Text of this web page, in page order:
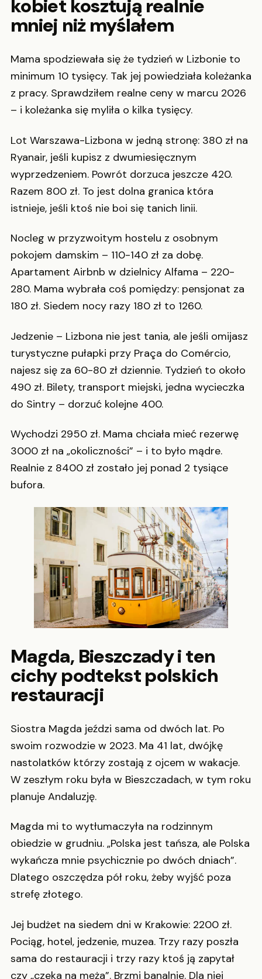
kobiet kosztują realnie
mniej niż myślałem
Mama spodziewała się że tydzień w Lizbonie to
minimum 10 tysięcy. Tak jej powiedziała koleżanka
z pracy. Sprawdziłem realne ceny w marcu 2026
– i koleżanka się myliła o kilka tysięcy.
Lot Warszawa-Lizbona w jedną stronę: 380 zł na
Ryanair, jeśli kupisz z dwumiesięcznym
wyprzedzeniem. Powrót dorzuca jeszcze 420.
Razem 800 zł. To jest dolna granica która
istnieje, jeśli ktoś nie boi się tanich linii.
Nocleg w przyzwoitym hostelu z osobnym
pokojem damskim – 110-140 zł za dobę.
Apartament Airbnb w dzielnicy Alfama – 220-
280. Mama wybrała coś pomiędzy: pensjonat za
180 zł. Siedem nocy razy 180 zł to 1260.
Jedzenie – Lizbona nie jest tania, ale jeśli omijasz
turystyczne pułapki przy Praça do Comércio,
najesz się za 60-80 zł dziennie. Tydzień to około
490 zł. Bilety, transport miejski, jedna wycieczka
do Sintry – dorzuć kolejne 400.
Wychodzi 2950 zł. Mama chciała mieć rezerwę
3000 zł na „okoliczności” – i to było mądre.
Realnie z 8400 zł zostało jej ponad 2 tysiące
bufora.
Magda, Bieszczady i ten
cichy podtekst polskich
restauracji
Siostra Magda jeździ sama od dwóch lat. Po
swoim rozwodzie w 2023. Ma 41 lat, dwójkę
nastolatków którzy zostają z ojcem w wakacje.
W zeszłym roku była w Bieszczadach, w tym roku
planuje Andaluzję.
Magda mi to wytłumaczyła na rodzinnym
obiedzie w grudniu. „Polska jest tańsza, ale Polska
wykańcza mnie psychicznie po dwóch dniach”.
Dlatego oszczędza pół roku, żeby wyjść poza
strefę złotego.
Jej budżet na siedem dni w Krakowie: 2200 zł.
Pociąg, hotel, jedzenie, muzea. Trzy razy poszła
sama do restauracji i trzy razy ktoś ją zapytał
czy „czeka na męża”. Brzmi banalnie. Dla niej